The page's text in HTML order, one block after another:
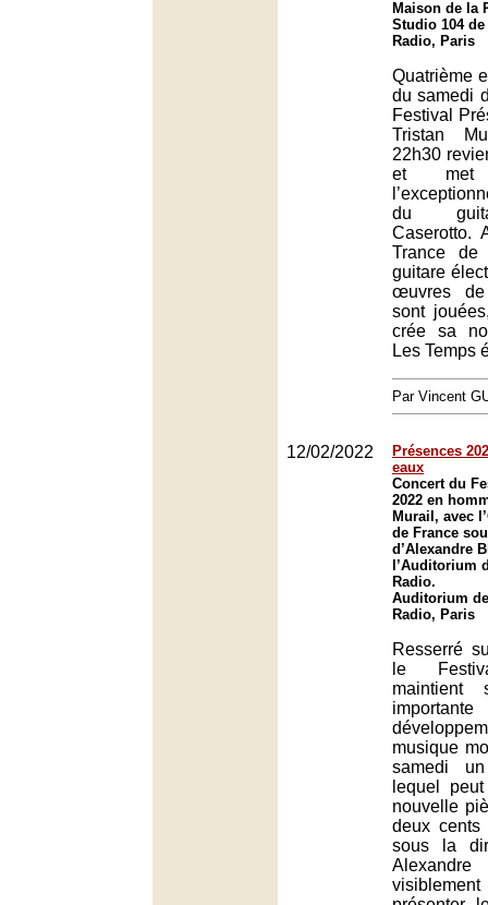
Maison de la
Studio 104
Radio, Paris
Quatrième
du samedi
Festival
Tristan
22h30
et met
du
Caserotto.
Trance de
guitare
œuvres de
sont
crée sa
Les Temps
Par Vincent
12/02/2022
Présences
eaux
Concert du
2022 en
Murail, avec
de France
d’Alexandre
l’Auditorium
Radio.
Auditorium
Radio, Paris
Resserré
le
maintient
musique
samedi
lequel
nouvelle
deux cents
sous la